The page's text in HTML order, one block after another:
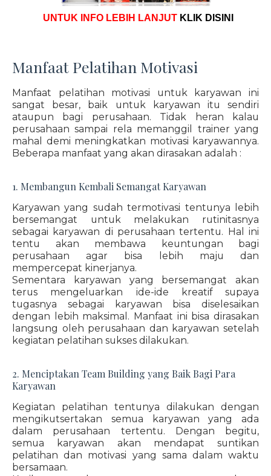
UNTUK INFO LEBIH LANJUT KLIK DISINI
Manfaat Pelatihan Motivasi
Manfaat pelatihan motivasi untuk karyawan ini
sangat besar, baik untuk karyawan itu sendiri
ataupun bagi perusahaan. Tidak heran kalau
perusahaan sampai rela memanggil trainer yang
mahal demi meningkatkan motivasi karyawannya.
Beberapa manfaat yang akan dirasakan adalah :
1. Membangun Kembali Semangat Karyawan
Karyawan yang sudah termotivasi tentunya lebih
bersemangat untuk melakukan rutinitasnya
sebagai karyawan di perusahaan tertentu. Hal ini
tentu akan membawa keuntungan bagi
perusahaan agar bisa lebih maju dan
mempercepat kinerjanya.
Sementara karyawan yang bersemangat akan
terus mengeluarkan ide-ide kreatif supaya
tugasnya sebagai karyawan bisa diselesaikan
dengan lebih maksimal. Manfaat ini bisa dirasakan
langsung oleh perusahaan dan karyawan setelah
kegiatan pelatihan sukses dilakukan.
2. Menciptakan Team Building yang Baik Bagi Para
Karyawan
Kegiatan pelatihan tentunya dilakukan dengan
mengikutsertakan semua karyawan yang ada
dalam perusahaan tertentu. Dengan begitu,
semua karyawan akan mendapat suntikan
pelatihan dan motivasi yang sama dalam waktu
bersamaan.